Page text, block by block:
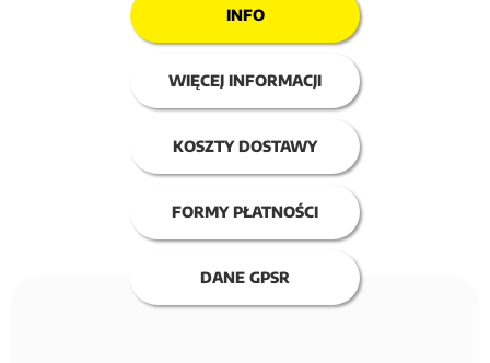
INFO
WIĘCEJ INFORMACJI
KOSZTY DOSTAWY
FORMY PŁATNOŚCI
DANE GPSR